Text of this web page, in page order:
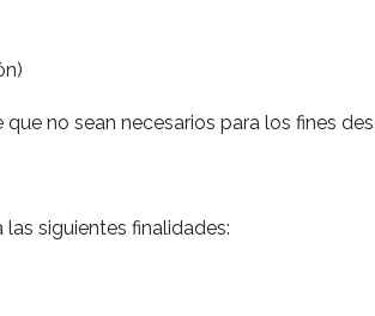
no sean necesarios para los fines
siguientes finalidades: